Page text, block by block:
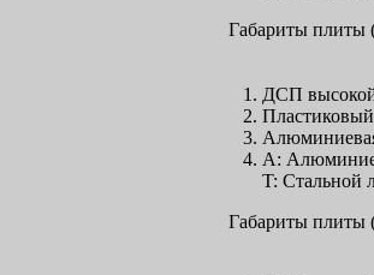
Габариты плиты
ДСП
A:
T: Стальной
Габариты плиты